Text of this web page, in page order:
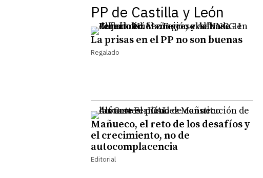
PP de Castilla y León
La prisas en el PP no son buenas
Regalado
Mañueco, el reto de los desafíos y
el crecimiento, no de
autocomplacencia
Editorial